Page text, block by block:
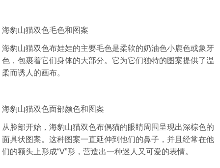
海豹山猫双色毛色和图案
海豹山猫双色布娃娃的主要毛色是柔软的奶油色小鹿色或象牙
色，包裹着它们身体的大部分。它为它们独特的图案提供了温
柔而诱人的画布。
海豹山猫双色面部颜色和图案
从脸部开始，海豹山猫双色布偶猫的眼睛周围呈现出深棕色的
面具状图案。这种图案一直延伸到他们的鼻子，并且经常在他
们的额头上形成“V”形，营造出一种迷人又可爱的表情。